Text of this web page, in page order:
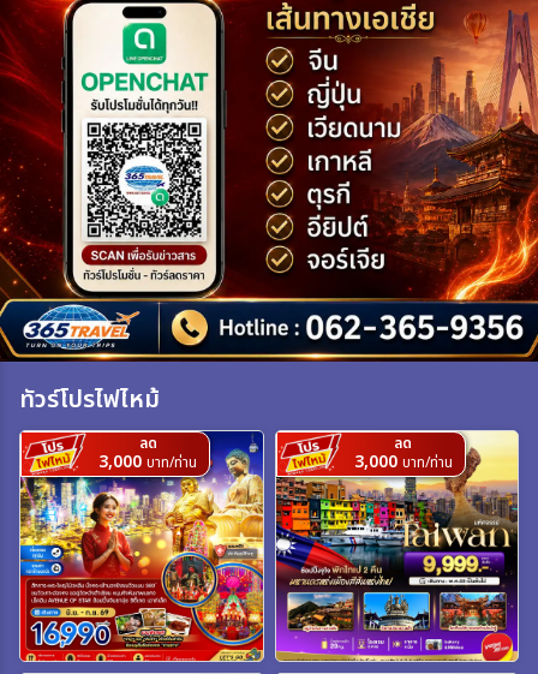
ถึงวันที่
เฉพาะเดือน
เฉพาะเทศกาล
ระหว่าง
ค้นหา
ทัวร์โปรไฟไหม้
ลด
3,000 บาท/ท่าน
ลด
3,000 บาท/ท่าน